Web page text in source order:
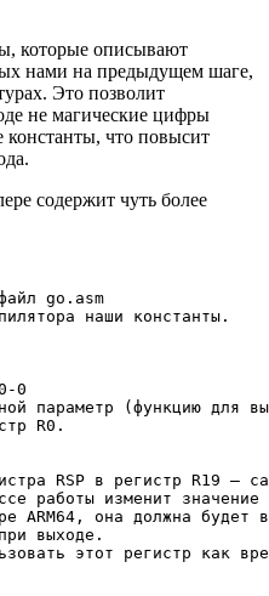
которые описывают
нами на предыдущем шаге,
Это позволит
не магические цифры
что повысит
содержит чуть более
go.asm
наши константы.
0
параметр (функцию для
R0.
RSP в регистр R19 —
работы изменит
ARM64, она должна будет
выходе.
этот регистр как